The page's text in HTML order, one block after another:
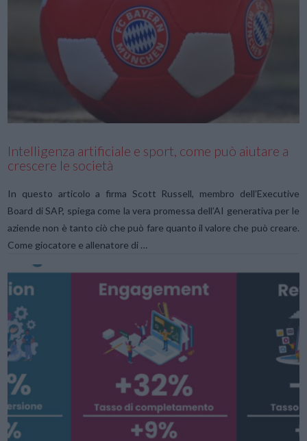
VIEW POST
VIEW POST
Intelligenza artificiale e sport, come può aiutare a
crescere le società
In questo articolo a firma Scott Russell, membro dell’Executive
Board di SAP, spiega come la vera promessa dell’AI generativa per le
aziende non è tanto ciò che può fare quanto il valore che può creare.
Come giocatore e allenatore di …